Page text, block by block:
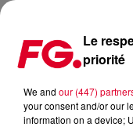
GROS PLAN SUR LE
Publié : 8 juillet 2022
Le
priorité
We and our (447)
your consent and/or our
information on a device;